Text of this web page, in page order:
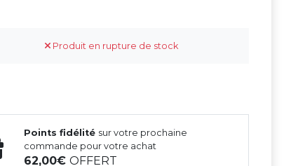
Produit en rupture de stock
Points fidélité sur votre prochaine
commande pour votre achat
62,00OFFERT